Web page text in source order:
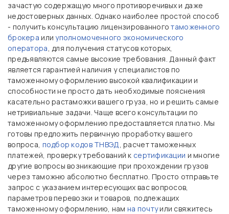
зачастую содержащую много противоречивых и даже
недостоверных данных. Однако наиболее простой способ
- получить консультацию лицензированноготаможенного
брокера или уполномоченного экономического
оператора, для получения статусов которых,
предъявляются самые высокие требования. Данный факт
является гарантией наличия у специалистов по
таможенному оформлению высокой квалификации и
способности не просто дать необходимые пояснения
касательно растаможки вашего груза, но и решить самые
нетривиальные задачи. Чаще всего консультации по
таможенному оформлению предоставляется платно. Мы
готовы предложить первичную проработку вашего
вопроса, подбор кодов ТНВЭД, расчет таможенных
платежей, проверку требований к сертификации и многие
другие вопросы возникающие при прохождении грузов
через таможню абсолютно бесплатно. Просто отправьте
запрос с указанием интересующих вас вопросов,
параметров перевозки и товаров, подлежащих
таможенному оформлению, нам на почтуили свяжитесь